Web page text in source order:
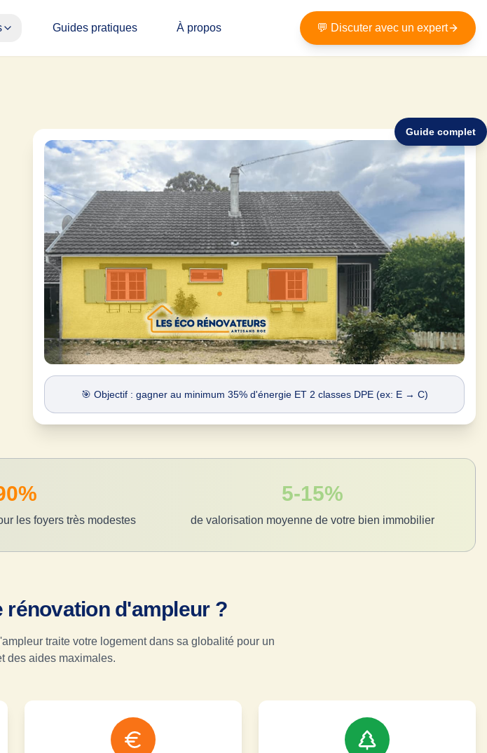
Guides pratiques À propos 💬 Discuter avec un expert
🎯 Objectif : gagner au minimum 35% d'énergie ET 2 classes DPE (ex: E → C)
Guide complet
les foyers très modestes
5-15%
de valorisation moyenne de votre bien immobilier
d'ampleur ?
traite votre logement dans sa globalité pour un
des aides maximales.